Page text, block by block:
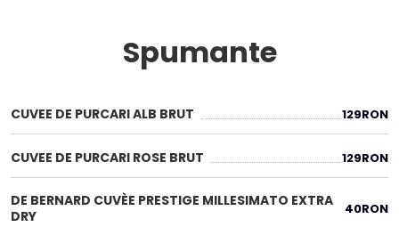
Spumante
CUVEE DE PURCARI ALB BRUT 129RON
CUVEE DE PURCARI ROSE BRUT 129RON
DE BERNARD CUVÈE PRESTIGE MILLESIMATO EXTRA
DRY
40RON